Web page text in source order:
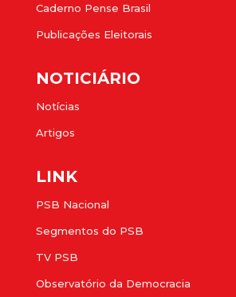
Caderno Pense Brasil
Publicações Eleitorais
NOTICIÁRIO
Notícias
Artigos
LINK
PSB Nacional
Segmentos do PSB
TV PSB
Observatório da Democracia